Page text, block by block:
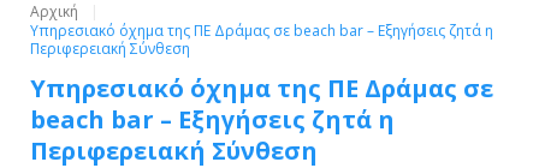
Αρχική
Υπηρεσιακό όχημα της ΠΕ Δράμας σε beach bar – Εξηγήσεις ζητά η
Περιφερειακή Σύνθεση
Υπηρεσιακό όχημα της ΠΕ Δράμας σε
beach bar – Εξηγήσεις ζητά η
Περιφερειακή Σύνθεση